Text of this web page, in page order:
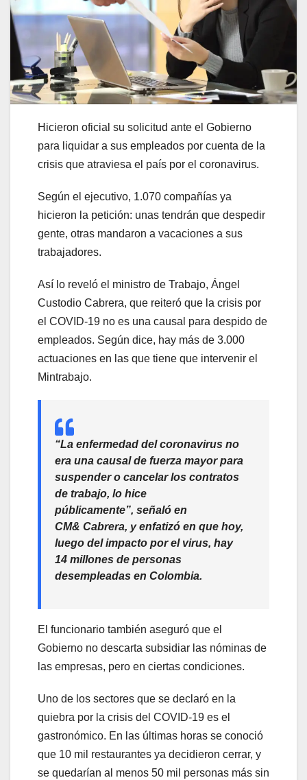
Hicieron oficial su solicitud ante el Gobierno
para liquidar a sus empleados por cuenta de la
crisis que atraviesa el país por el coronavirus.
Según el ejecutivo, 1.070 compañías ya
hicieron la petición: unas tendrán que despedir
gente, otras mandaron a vacaciones a sus
trabajadores.
Así lo reveló el ministro de Trabajo, Ángel
Custodio Cabrera, que reiteró que la crisis por
el COVID-19 no es una causal para despido de
empleados. Según dice, hay más de 3.000
actuaciones en las que tiene que intervenir el
Mintrabajo.
“La enfermedad del coronavirus no
era una causal de fuerza mayor para
suspender o cancelar los contratos
de trabajo, lo hice
públicamente”, señaló en
CM& Cabrera, y enfatizó en que hoy,
luego del impacto por el virus, hay
14 millones de personas
desempleadas en Colombia.
El funcionario también aseguró que el
Gobierno no descarta subsidiar las nóminas de
las empresas, pero en ciertas condiciones.
Uno de los sectores que se declaró en la
quiebra por la crisis del COVID-19 es el
gastronómico. En las últimas horas se conoció
que 10 mil restaurantes ya decidieron cerrar, y
se quedarían al menos 50 mil personas más sin